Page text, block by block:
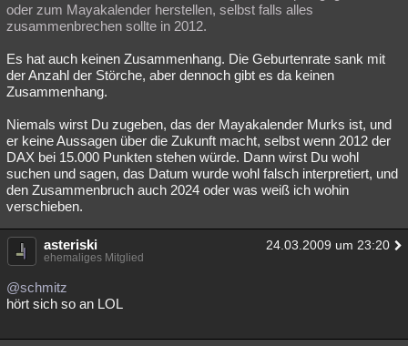
oder zum Mayakalender herstellen, selbst falls alles
zusammenbrechen sollte in 2012.
Es hat auch keinen Zusammenhang. Die Geburtenrate sank mit
der Anzahl der Störche, aber dennoch gibt es da keinen
Zusammenhang.
Niemals wirst Du zugeben, das der Mayakalender Murks ist, und
er keine Aussagen über die Zukunft macht, selbst wenn 2012 der
DAX bei 15.000 Punkten stehen würde. Dann wirst Du wohl
suchen und sagen, das Datum wurde wohl falsch interpretiert, und
den Zusammenbruch auch 2024 oder was weiß ich wohin
verschieben.
asteriski 24.03.2009 um 23:20
ehemaliges Mitglied
@schmitz
hört sich so an LOL